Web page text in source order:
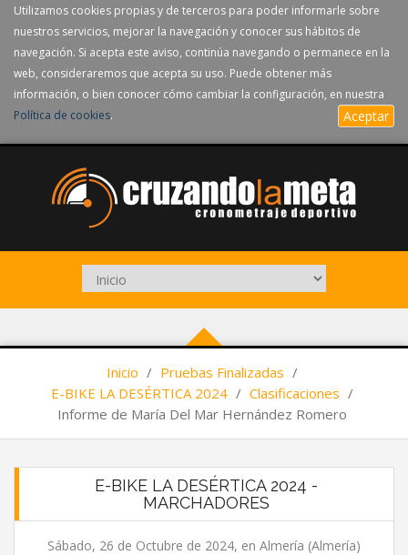
Utilizamos cookies propias y de terceros para poder informarle sobre
nuestros servicios, mejorar la navegación y conocer sus hábitos de
navegación. Si acepta este aviso, continúa navegando o permanece en la
web, consideraremos que acepta su uso. Puede obtener más
información, o bien conocer cómo cambiar la configuración, en nuestra
Política de cookies. Aceptar
Inicio / Pruebas Finalizadas /
E-BIKE LA DESÉRTICA 2024 / Clasificaciones /
Informe de María Del Mar Hernández Romero
E-BIKE LA DESÉRTICA 2024 -
MARCHADORES
Sábado, 26 de Octubre de 2024, en Almería (Almería)